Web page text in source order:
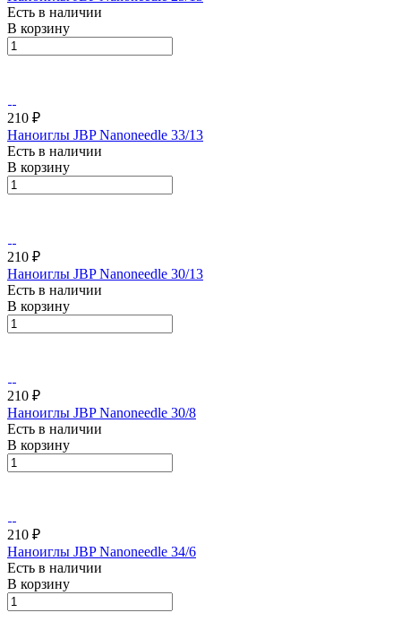
Есть в наличии
В корзину
210 ₽
Наноиглы JBP Nanoneedle 33/13
Есть в наличии
В корзину
210 ₽
Наноиглы JBP Nanoneedle 30/13
Есть в наличии
В корзину
210 ₽
Наноиглы JBP Nanoneedle 30/8
Есть в наличии
В корзину
210 ₽
Наноиглы JBP Nanoneedle 34/6
Есть в наличии
В корзину